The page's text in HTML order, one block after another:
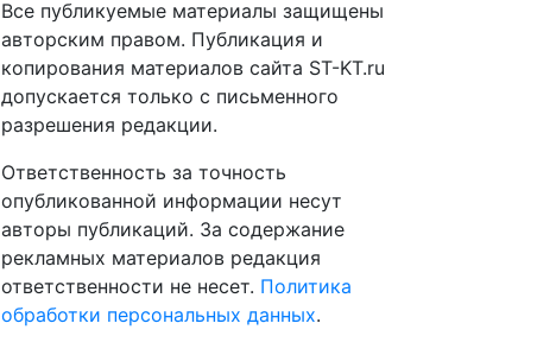
Все публикуемые материалы защищены
авторским правом. Публикация и
копирования материалов сайта ST-KT.ru
допускается только с письменного
разрешения редакции.
Ответственность за точность
опубликованной информации несут
авторы публикаций. За содержание
рекламных материалов редакция
ответственности не несет. Политика
обработки персональных данных.